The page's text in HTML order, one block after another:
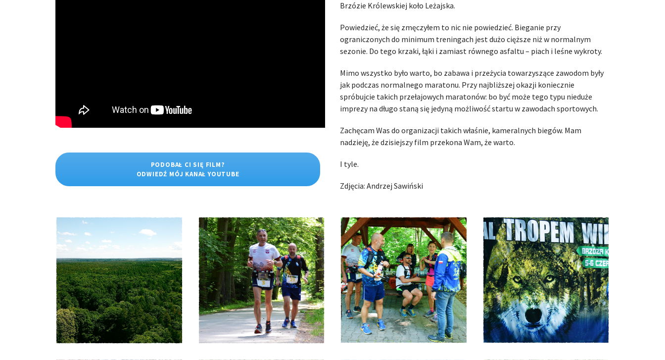
PODOBAŁ CI SIĘ FILM?
ODWIEDŹ MÓJ KANAŁ YOUTUBE
Brzózie Królewskiej koło Leżajska.
Powiedzieć, że się zmęczyłem to nic nie powiedzieć. Bieganie przy
ograniczonych do minimum treningach jest dużo cięższe niż w normalnym
sezonie. Do tego krzaki, łąki i zamiast równego asfaltu – piach i leśne wykroty.
Mimo wszystko było warto, bo zabawa i przeżycia towarzyszące zawodom były
jak podczas normalnego maratonu. Przy najbliższej okazji koniecznie
spróbujcie takich przełajowych maratonów: bo być może tego typu nieduże
imprezy na długo staną się jedyną możliwość startu w zawodach sportowych.
Zachęcam Was do organizacji takich właśnie, kameralnych biegów. Mam
nadzieję, że dzisiejszy film przekona Wam, że warto.
I tyle.
Zdjęcia: Andrzej Sawiński